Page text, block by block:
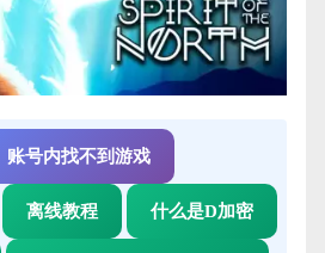
账号内找不到游戏
离线教程 什么是D加密